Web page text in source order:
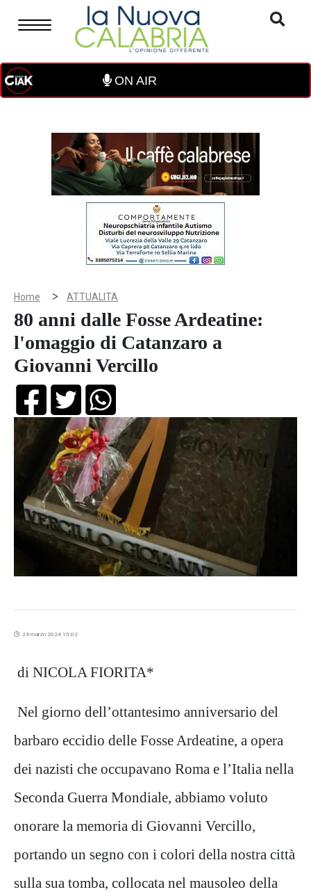
ON AIR
Home > ATTUALITA
80 anni dalle Fosse Ardeatine:
l'omaggio di Catanzaro a
Giovanni Vercillo
24 marzo 2024 15:02
di NICOLA FIORITA*
Nel giorno dell’ottantesimo anniversario del
barbaro eccidio delle Fosse Ardeatine, a opera
dei nazisti che occupavano Roma e l’Italia nella
Seconda Guerra Mondiale, abbiamo voluto
onorare la memoria di Giovanni Vercillo,
portando un segno con i colori della nostra città
sulla sua tomba, collocata nel mausoleo della